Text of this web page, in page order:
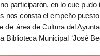
participaron, en lo que pudo
nos consta el empeño
del área de Cultura del
Biblioteca Municipal “José